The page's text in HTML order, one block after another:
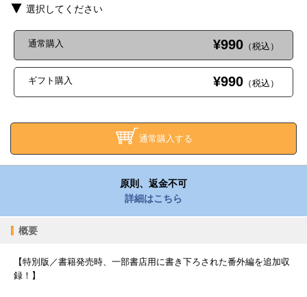
選択してください
通常購入 ¥990 （税込）
ギフト購入 ¥990 （税込）
通常購入する
原則、返金不可
詳細はこちら
概要
【特別版／書籍発売時、一部書店用に書き下ろされた番外編を追加収
録！】